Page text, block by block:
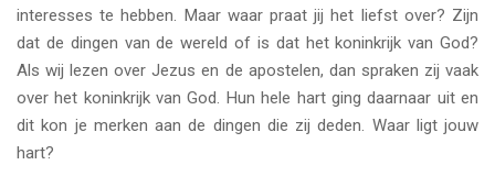
interesses te hebben. Maar waar praat jij het liefst over? Zijn
dat de dingen van de wereld of is dat het koninkrijk van God?
Als wij lezen over Jezus en de apostelen, dan spraken zij vaak
over het koninkrijk van God. Hun hele hart ging daarnaar uit en
dit kon je merken aan de dingen die zij deden. Waar ligt jouw
hart?